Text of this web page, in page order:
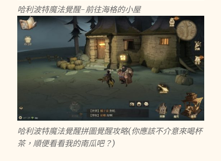
哈利波特魔法覺醒-前往海格的小屋
哈利波特魔法覺醒拼圖覺醒攻略(你應該不介意來喝杯
茶，順便看看我的南瓜吧？)